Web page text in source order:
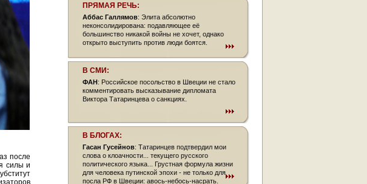
после
силы и
ПРЯМАЯ РЕЧЬ:
Аббас Галлямов: Элита абсолютно
неконсолидирована: подавляющее её
большинство никакой войны не хочет, однако
открыто выступить против люди боятся.
В СМИ:
ФАН: Российское посольство в Швеции не стало
комментировать высказывание дипломата
Виктора Татаринцева о санкциях.
В БЛОГАХ:
Гасан Гусейнов: Татаринцев подтвердил мои
слова о клоачности... текущего русского
политического языка... Грустная формула жизни
для человека путинской эпохи - не только для
посла РФ в Швеции: авось-небось-насрать.